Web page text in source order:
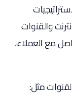
والقنوات
مع العملاء،
مثل: